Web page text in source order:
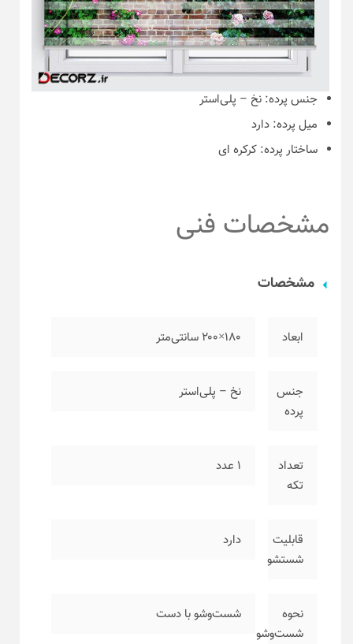
جنس پرده: نخ – پلی‌استر
میل پرده: دارد
ساختار پرده: کرکره ای
مشخصات فنی
مشخصات
ابعاد ۱۸۰×۲۰۰ سانتی‌متر
جنس
پرده
نخ – پلی‌استر
تعداد
تکه
۱ عدد
قابلیت
شستشو
دارد
نحوه
شست‌وشو
شست‌وشو با دست